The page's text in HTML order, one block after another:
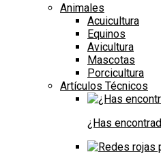
Animales
Acuicultura
Equinos
Avicultura
Mascotas
Porcicultura
Artículos Técnicos
¿Has